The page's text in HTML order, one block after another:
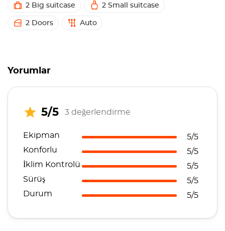
2 Big suitcase 2 Small suitcase
2 Doors Auto
Yorumlar
5/5 3 değerlendirme
Ekipman
5/5
Konforlu
5/5
İklim Kontrolü
5/5
Sürüş
5/5
Durum
5/5